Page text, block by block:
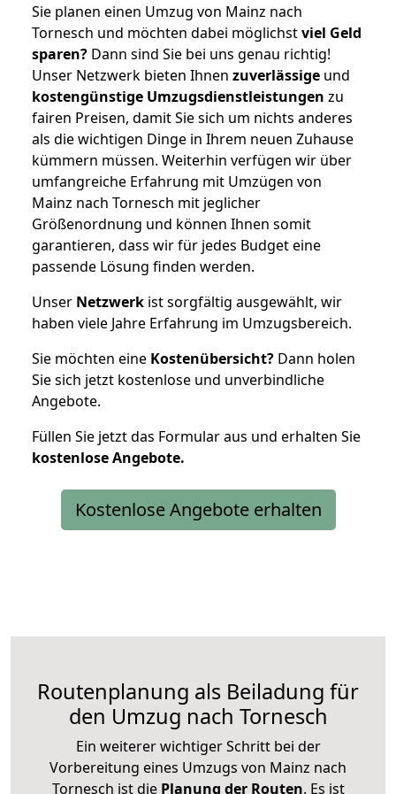
Sie planen einen Umzug von Mainz nach
Tornesch und möchten dabei möglichstviel Geld
sparen? Dann sind Sie bei uns genau richtig!
Unser Netzwerk bieten Ihnen zuverlässige und
kostengünstige Umzugsdienstleistungen zu
fairen Preisen, damit Sie sich um nichts anderes
als die wichtigen Dinge in Ihrem neuen Zuhause
kümmern müssen. Weiterhin verfügen wir über
umfangreiche Erfahrung mit Umzügen von
Mainz nach Tornesch mit jeglicher
Größenordnung und können Ihnen somit
garantieren, dass wir für jedes Budget eine
passende Lösung finden werden.
Unser Netzwerk ist sorgfältig ausgewählt, wir
haben viele Jahre Erfahrung im Umzugsbereich.
Sie möchten eine Kostenübersicht? Dann holen
Sie sich jetzt kostenlose und unverbindliche
Angebote.
Füllen Sie jetzt das Formular aus und erhalten Sie
kostenloseAngebote.
Kostenlose Angebote erhalten
Routenplanung als Beiladung für
den Umzug nach Tornesch
Ein weiterer wichtiger Schritt bei der
Vorbereitung eines Umzugs von Mainz nach
Tornesch ist diePlanung der Routen. Es ist